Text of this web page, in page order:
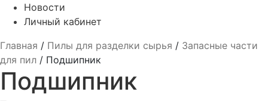
Новости
Личный кабинет
Главная / Пилы для разделки сырья / Запасные части
для пил / Подшипник
Подшипник